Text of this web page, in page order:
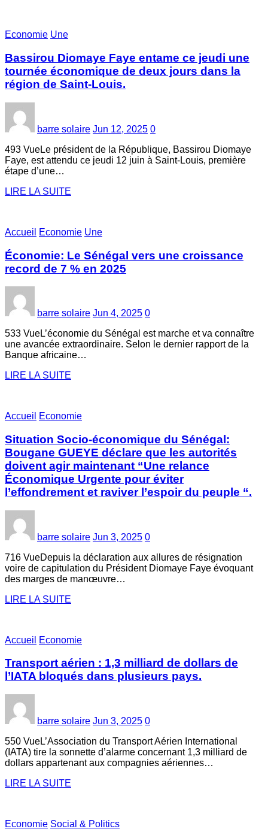
Economie Une
Bassirou Diomaye Faye entame ce jeudi une
tournée économique de deux jours dans la
région de Saint-Louis.
barre solaire Jun 12, 2025 0
493 VueLe président de la République, Bassirou Diomaye
Faye, est attendu ce jeudi 12 juin à Saint-Louis, première
étape d’une…
LIRE LA SUITE
Accueil Economie Une
Économie: Le Sénégal vers une croissance
record de 7 % en 2025
barre solaire Jun 4, 2025 0
533 VueL’économie du Sénégal est marche et va connaître
une avancée extraordinaire. Selon le dernier rapport de la
Banque africaine…
LIRE LA SUITE
Accueil Economie
Situation Socio-économique du Sénégal:
Bougane GUEYE déclare que les autorités
doivent agir maintenant “Une relance
Économique Urgente pour éviter
l’effondrement et raviver l’espoir du peuple “.
barre solaire Jun 3, 2025 0
716 VueDepuis la déclaration aux allures de résignation
voire de capitulation du Président Diomaye Faye évoquant
des marges de manœuvre…
LIRE LA SUITE
Accueil Economie
Transport aérien : 1,3 milliard de dollars de
l’IATA bloqués dans plusieurs pays.
barre solaire Jun 3, 2025 0
550 VueL’Association du Transport Aérien International
(IATA) tire la sonnette d’alarme concernant 1,3 milliard de
dollars appartenant aux compagnies aériennes…
LIRE LA SUITE
Economie Social & Politics